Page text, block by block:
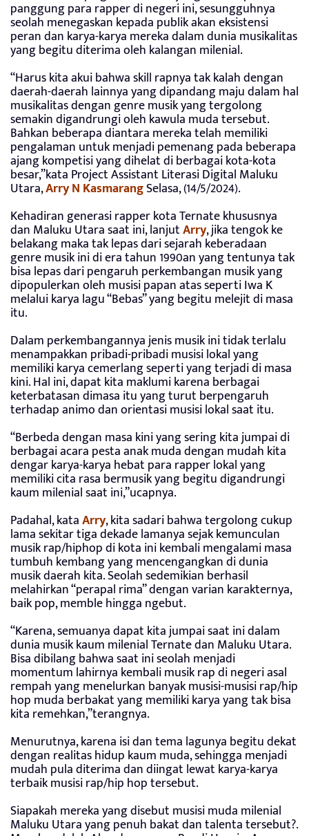
panggung para rapper di negeri ini, sesungguhnya
seolah menegaskan kepada publik akan eksistensi
peran dan karya-karya mereka dalam dunia musikalitas
yang begitu diterima oleh kalangan milenial.
“Harus kita akui bahwa skill rapnya tak kalah dengan
daerah-daerah lainnya yang dipandang maju dalam hal
musikalitas dengan genre musik yang tergolong
semakin digandrungi oleh kawula muda tersebut.
Bahkan beberapa diantara mereka telah memiliki
pengalaman untuk menjadi pemenang pada beberapa
ajang kompetisi yang dihelat di berbagai kota-kota
besar,”kata Project Assistant Literasi Digital Maluku
Utara,Arry N KasmarangSelasa, (14/5/2024).
Kehadiran generasi rapper kota Ternate khususnya
dan Maluku Utara saat ini, lanjutArry, jika tengok ke
belakang maka tak lepas dari sejarah keberadaan
genre musik ini di era tahun 1990an yang tentunya tak
bisa lepas dari pengaruh perkembangan musik yang
dipopulerkan oleh musisi papan atas seperti Iwa K
melalui karya lagu “Bebas” yang begitu melejit di masa
itu.
Dalam perkembangannya jenis musik ini tidak terlalu
menampakkan pribadi-pribadi musisi lokal yang
memiliki karya cemerlang seperti yang terjadi di masa
kini. Hal ini, dapat kita maklumi karena berbagai
keterbatasan dimasa itu yang turut berpengaruh
terhadap animo dan orientasi musisi lokal saat itu.
“Berbeda dengan masa kini yang sering kita jumpai di
berbagai acara pesta anak muda dengan mudah kita
dengar karya-karya hebat para rapper lokal yang
memiliki cita rasa bermusik yang begitu digandrungi
kaum milenial saat ini,”ucapnya.
Padahal, kataArry, kita sadari bahwa tergolong cukup
lama sekitar tiga dekade lamanya sejak kemunculan
musik rap/hiphop di kota ini kembali mengalami masa
tumbuh kembang yang mencengangkan di dunia
musik daerah kita. Seolah sedemikian berhasil
melahirkan “perapal rima” dengan varian karakternya,
baik pop, memble hingga ngebut.
“Karena, semuanya dapat kita jumpai saat ini dalam
dunia musik kaum milenial Ternate dan Maluku Utara.
Bisa dibilang bahwa saat ini seolah menjadi
momentum lahirnya kembali musik rap di negeri asal
rempah yang menelurkan banyak musisi-musisi rap/hip
hop muda berbakat yang memiliki karya yang tak bisa
kita remehkan,”terangnya.
Menurutnya, karena isi dan tema lagunya begitu dekat
dengan realitas hidup kaum muda, sehingga menjadi
mudah pula diterima dan diingat lewat karya-karya
terbaik musisi rap/hip hop tersebut.
Siapakah mereka yang disebut musisi muda milenial
Maluku Utara yang penuh bakat dan talenta tersebut?.